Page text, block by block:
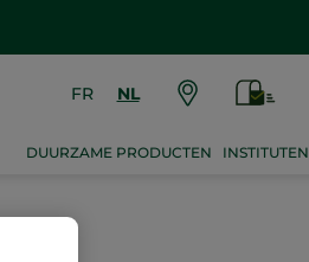
FR NL
DUURZAME PRODUCTEN INSTITUTEN